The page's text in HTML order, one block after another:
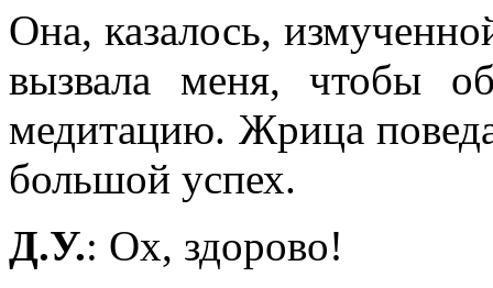
Она, казалось,
вызвала меня, чтобы
медитацию. Жрица
большой успех.
Д.У.: Ох, здорово!